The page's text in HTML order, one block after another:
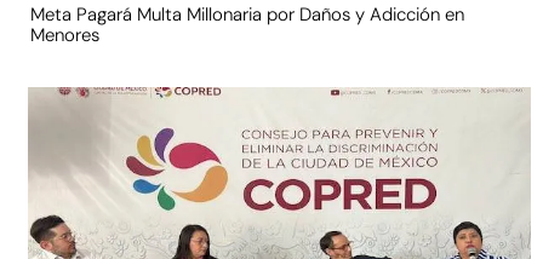
Meta Pagará Multa Millonaria por Daños y Adicción en
Menores